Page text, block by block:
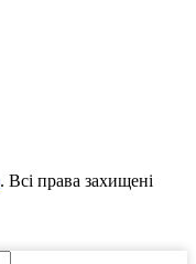
. Всі права захищені